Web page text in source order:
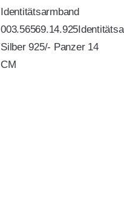
Identitätsarmband
Silber 925/- Panzer 14
CM